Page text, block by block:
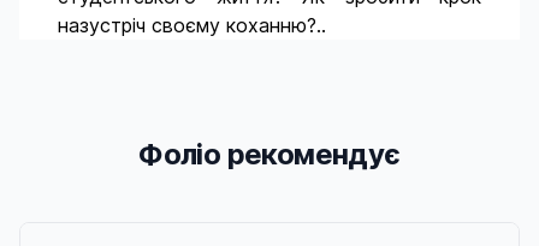
назустріч своєму коханню?..
Фоліо рекомендує